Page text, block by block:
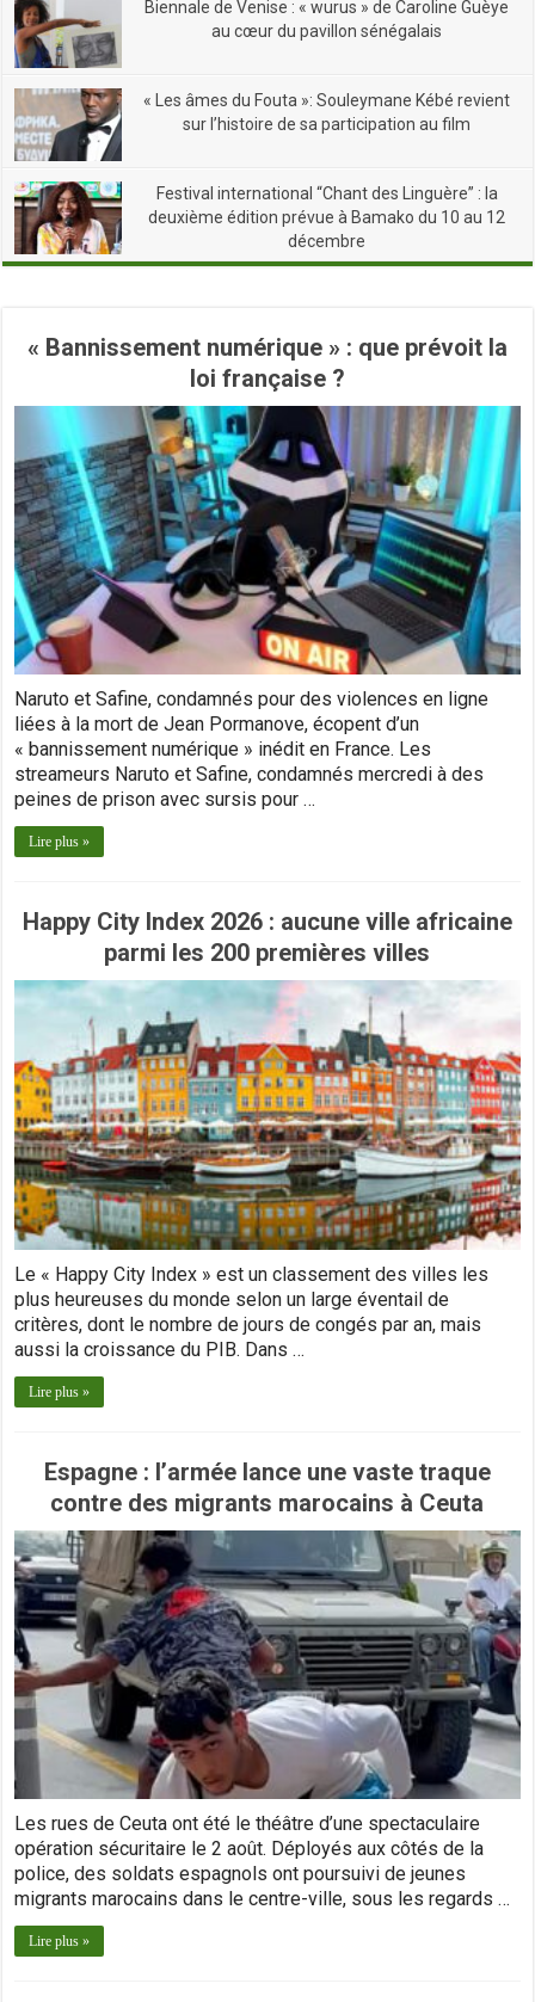
Biennale de Venise : « wurus » de Caroline Guèye
au cœur du pavillon sénégalais
« Les âmes du Fouta »: Souleymane Kébé revient
sur l’histoire de sa participation au film
Festival international “Chant des Linguère” : la
deuxième édition prévue à Bamako du 10 au 12
décembre
« Bannissement numérique » : que prévoit la
loi française ?
Naruto et Safine, condamnés pour des violences en ligne
liées à la mort de Jean Pormanove, écopent d’un
« bannissement numérique » inédit en France. Les
streameurs Naruto et Safine, condamnés mercredi à des
peines de prison avec sursis pour …
Lire plus »
Happy City Index 2026 : aucune ville africaine
parmi les 200 premières villes
Le « Happy City Index » est un classement des villes les
plus heureuses du monde selon un large éventail de
critères, dont le nombre de jours de congés par an, mais
aussi la croissance du PIB. Dans …
Lire plus »
Espagne : l’armée lance une vaste traque
contre des migrants marocains à Ceuta
Les rues de Ceuta ont été le théâtre d’une spectaculaire
opération sécuritaire le 2 août. Déployés aux côtés de la
police, des soldats espagnols ont poursuivi de jeunes
migrants marocains dans le centre-ville, sous les regards …
Lire plus »